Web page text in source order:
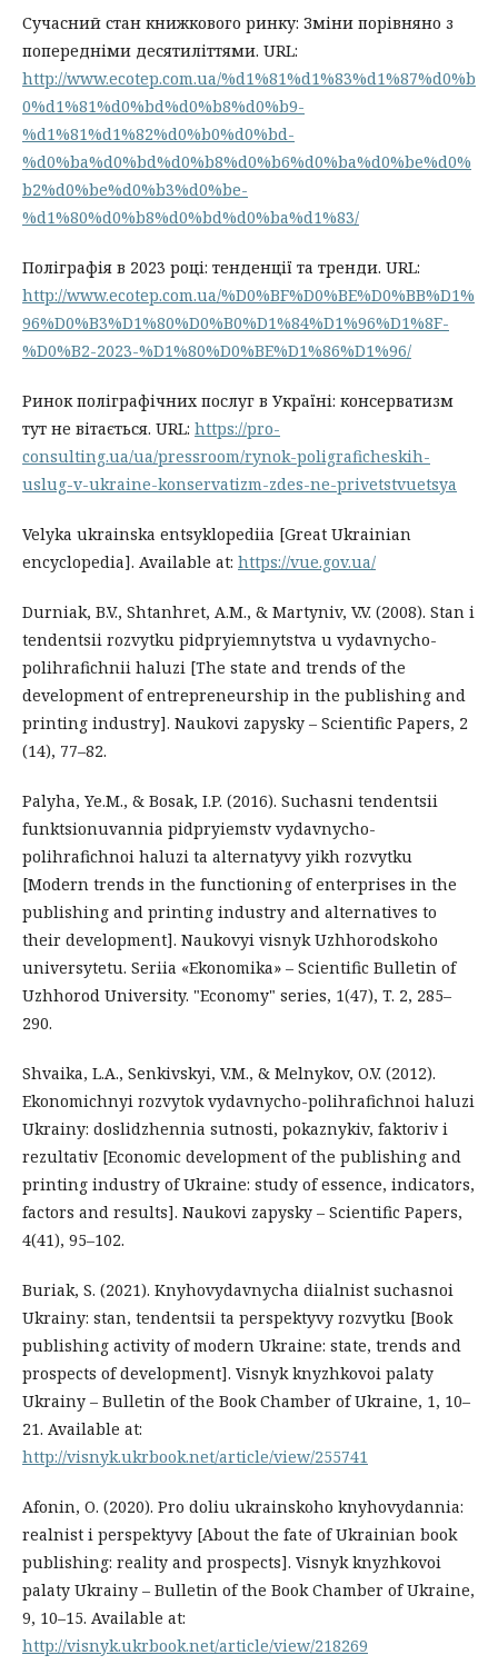
Сучасний стан книжкового ринку: Зміни порівняно з
попередніми десятиліттями. URL:
http://www.ecotep.com.ua/%d1%81%d1%83%d1%87%d0%b
0%d1%81%d0%bd%d0%b8%d0%b9-
%d1%81%d1%82%d0%b0%d0%bd-
%d0%ba%d0%bd%d0%b8%d0%b6%d0%ba%d0%be%d0%
b2%d0%be%d0%b3%d0%be-
%d1%80%d0%b8%d0%bd%d0%ba%d1%83/
Поліграфія в 2023 році: тенденції та тренди. URL:
http://www.ecotep.com.ua/%D0%BF%D0%BE%D0%BB%D1%
96%D0%B3%D1%80%D0%B0%D1%84%D1%96%D1%8F-
%D0%B2-2023-%D1%80%D0%BE%D1%86%D1%96/
Ринок поліграфічних послуг в Україні: консерватизм
тут не вітається. URL: https://pro-
consulting.ua/ua/pressroom/rynok-poligraficheskih-
uslug-v-ukraine-konservatizm-zdes-ne-privetstvuetsya
Velyka ukrainska entsyklopediia [Great Ukrainian
encyclopedia]. Available at: https://vue.gov.ua/
Durniak, B.V., Shtanhret, A.M., & Martyniv, V.V. (2008). Stan i
tendentsii rozvytku pidpryiemnytstva u vydavnycho-
polihrafichnii haluzi [The state and trends of the
development of entrepreneurship in the publishing and
printing industry]. Naukovi zapysky – Scientific Papers, 2
(14), 77–82.
Palyha, Ye.M., & Bosak, I.P. (2016). Suchasni tendentsii
funktsionuvannia pidpryiemstv vydavnycho-
polihrafichnoi haluzi ta alternatyvy yikh rozvytku
[Modern trends in the functioning of enterprises in the
publishing and printing industry and alternatives to
their development]. Naukovyi visnyk Uzhhorodskoho
universytetu. Seriia «Ekonomika» – Scientific Bulletin of
Uzhhorod University. "Economy" series, 1(47), T. 2, 285–
290.
Shvaika, L.A., Senkivskyi, V.M., & Melnykov, O.V. (2012).
Ekonomichnyi rozvytok vydavnycho-polihrafichnoi haluzi
Ukrainy: doslidzhennia sutnosti, pokaznykiv, faktoriv i
rezultativ [Economic development of the publishing and
printing industry of Ukraine: study of essence, indicators,
factors and results]. Naukovi zapysky – Scientific Papers,
4(41), 95–102.
Buriak, S. (2021). Knyhovydavnycha diialnist suchasnoi
Ukrainy: stan, tendentsii ta perspektyvy rozvytku [Book
publishing activity of modern Ukraine: state, trends and
prospects of development]. Visnyk knyzhkovoi palaty
Ukrainy – Bulletin of the Book Chamber of Ukraine, 1, 10–
21. Available at:
http://visnyk.ukrbook.net/article/view/255741
Afonin, O. (2020). Pro doliu ukrainskoho knyhovydannia:
realnist i perspektyvy [About the fate of Ukrainian book
publishing: reality and prospects]. Visnyk knyzhkovoi
palaty Ukrainy – Bulletin of the Book Chamber of Ukraine,
9, 10–15. Available at:
http://visnyk.ukrbook.net/article/view/218269